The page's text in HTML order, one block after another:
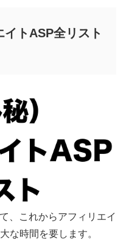
トASP全リスト
、これからアフィリエイ
な時間を要します。